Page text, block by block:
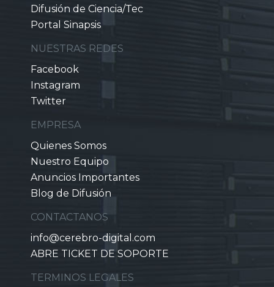
Difusión de Ciencia/Tec
Portal Sinapsis
NUESTRAS REDES
Facebook
Instagram
Twitter
EMPRESA
Quienes Somos
Nuestro Equipo
Anuncios Importantes
Blog de Difusión
CONTACTANOS
info@cerebro-digital.com
ABRE TICKET DE SOPORTE
TERMINOS LEGALES